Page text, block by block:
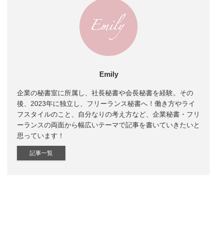
Emily
企業の秘書室に所属し、社長秘書や会長秘書を経験。その
後、2023年に独立し、フリーランス秘書へ！働き方やライ
フスタイルのこと、自分なりの考え方など、企業秘書・フリ
ーランスの両面から幅広いテーマで記事を書いていきたいと
思っています！
記事一覧